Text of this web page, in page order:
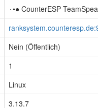
Nein (Öffentlich)
1
Linux
3.13.7